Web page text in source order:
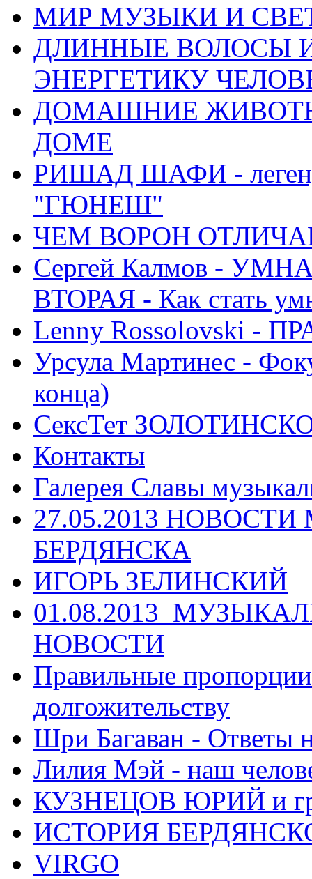
МИР МУЗЫКИ И
ДЛИННЫЕ ВОЛОСЫ
ЭНЕРГЕТИКУ
ДОМАШНИЕ
ДОМЕ
РИШАД ШАФИ -
"ГЮНЕШ"
ЧЕМ ВОРОН
Сергей Калмов -
ВТОРАЯ - Как стать
Lenny Rossolovski -
Урсула Мартинес -
конца)
СексТет
Контакты
Галерея Славы
27.05.2013
БЕРДЯНСКА
ИГОРЬ ЗЕЛИНСКИЙ
НОВОСТИ
Правильные
долгожительству
Шри Багаван - Ответы
Лилия Мэй - наш
КУЗНЕЦОВ ЮРИЙ и
ИСТОРИЯ
VIRGO